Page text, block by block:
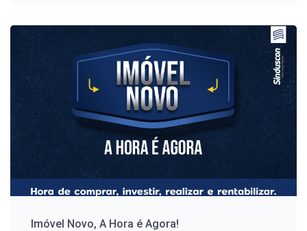
Imóvel Novo, A Hora é Agora!